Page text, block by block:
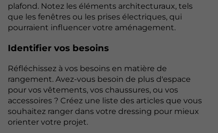
plafond. Notez les éléments architecturaux, tels
que les fenêtres ou les prises électriques, qui
pourraient influencer votre aménagement.
Identifier vos besoins
Réfléchissez à vos besoins en matière de
rangement. Avez-vous besoin de plus d'espace
pour vos vêtements, vos chaussures, ou vos
accessoires ? Créez une liste des articles que vous
souhaitez ranger dans votre dressing pour mieux
orienter votre projet.